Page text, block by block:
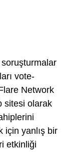
vote-
Network
sitesi olarak
için yanlış bir
etkinliği